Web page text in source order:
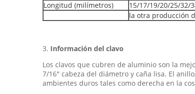
Longitud (milímetros)
15/17/19/20/25/32/
la otra producción
3. Información del clavo
Los clavos que cubren de aluminio son la
7/16" cabeza del diámetro y caña lisa. El
ambientes duros tales como derecha en la